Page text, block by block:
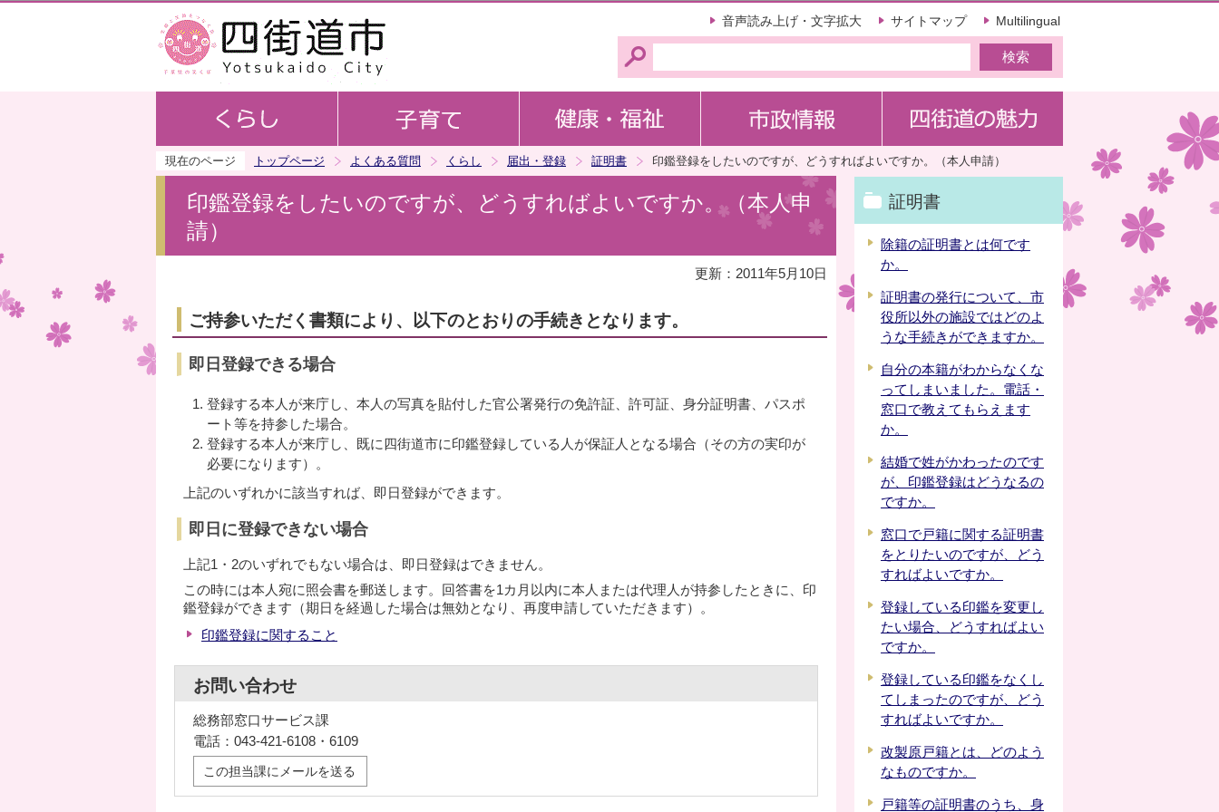
音声読み上げ・文字拡大 サイトマップ Multilingual
現在のページ トップページ よくある質問 くらし 届出・登録 証明書 印鑑登録をしたいのですが、どうすればよいですか。（本人申請）
印鑑登録をしたいのですが、どうすればよいですか。（本人申
請）
更新：2011年5月10日
ご持参いただく書類により、以下のとおりの手続きとなります。
即日登録できる場合
登録する本人が来庁し、本人の写真を貼付した官公署発行の免許証、許可証、身分証明書、パスポ
ート等を持参した場合。
登録する本人が来庁し、既に四街道市に印鑑登録している人が保証人となる場合（その方の実印が
必要になります）。
上記のいずれかに該当すれば、即日登録ができます。
即日に登録できない場合
上記1・2のいずれでもない場合は、即日登録はできません。
この時には本人宛に照会書を郵送します。回答書を1カ月以内に本人または代理人が持参したときに、印
鑑登録ができます（期日を経過した場合は無効となり、再度申請していただきます）。
印鑑登録に関すること
お問い合わせ
総務部窓口サービス課
電話：043-421-6108・6109
この担当課にメールを送る
証明書
除籍の証明書とは何です
か。
証明書の発行について、市
役所以外の施設ではどのよ
うな手続きができますか。
自分の本籍がわからなくな
ってしまいました。電話・
窓口で教えてもらえます
か。
結婚で姓がかわったのです
が、印鑑登録はどうなるの
ですか。
窓口で戸籍に関する証明書
をとりたいのですが、どう
すればよいですか。
登録している印鑑を変更し
たい場合、どうすればよい
ですか。
登録している印鑑をなくし
てしまったのですが、どう
すればよいですか。
改製原戸籍とは、どのよう
なものですか。
戸籍等の証明書のうち、身